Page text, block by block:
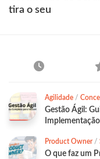
tira o seu
Agilidade /
Gestão Ágil:
Product Owner/
O que faz um